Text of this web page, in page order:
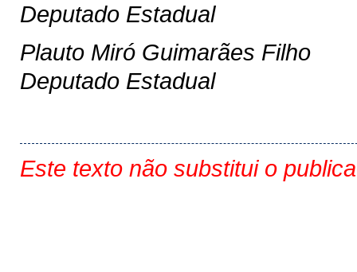
Deputado Estadual
Plauto Miró Guimarães Filho
Deputado Estadual
Este texto não substitui o